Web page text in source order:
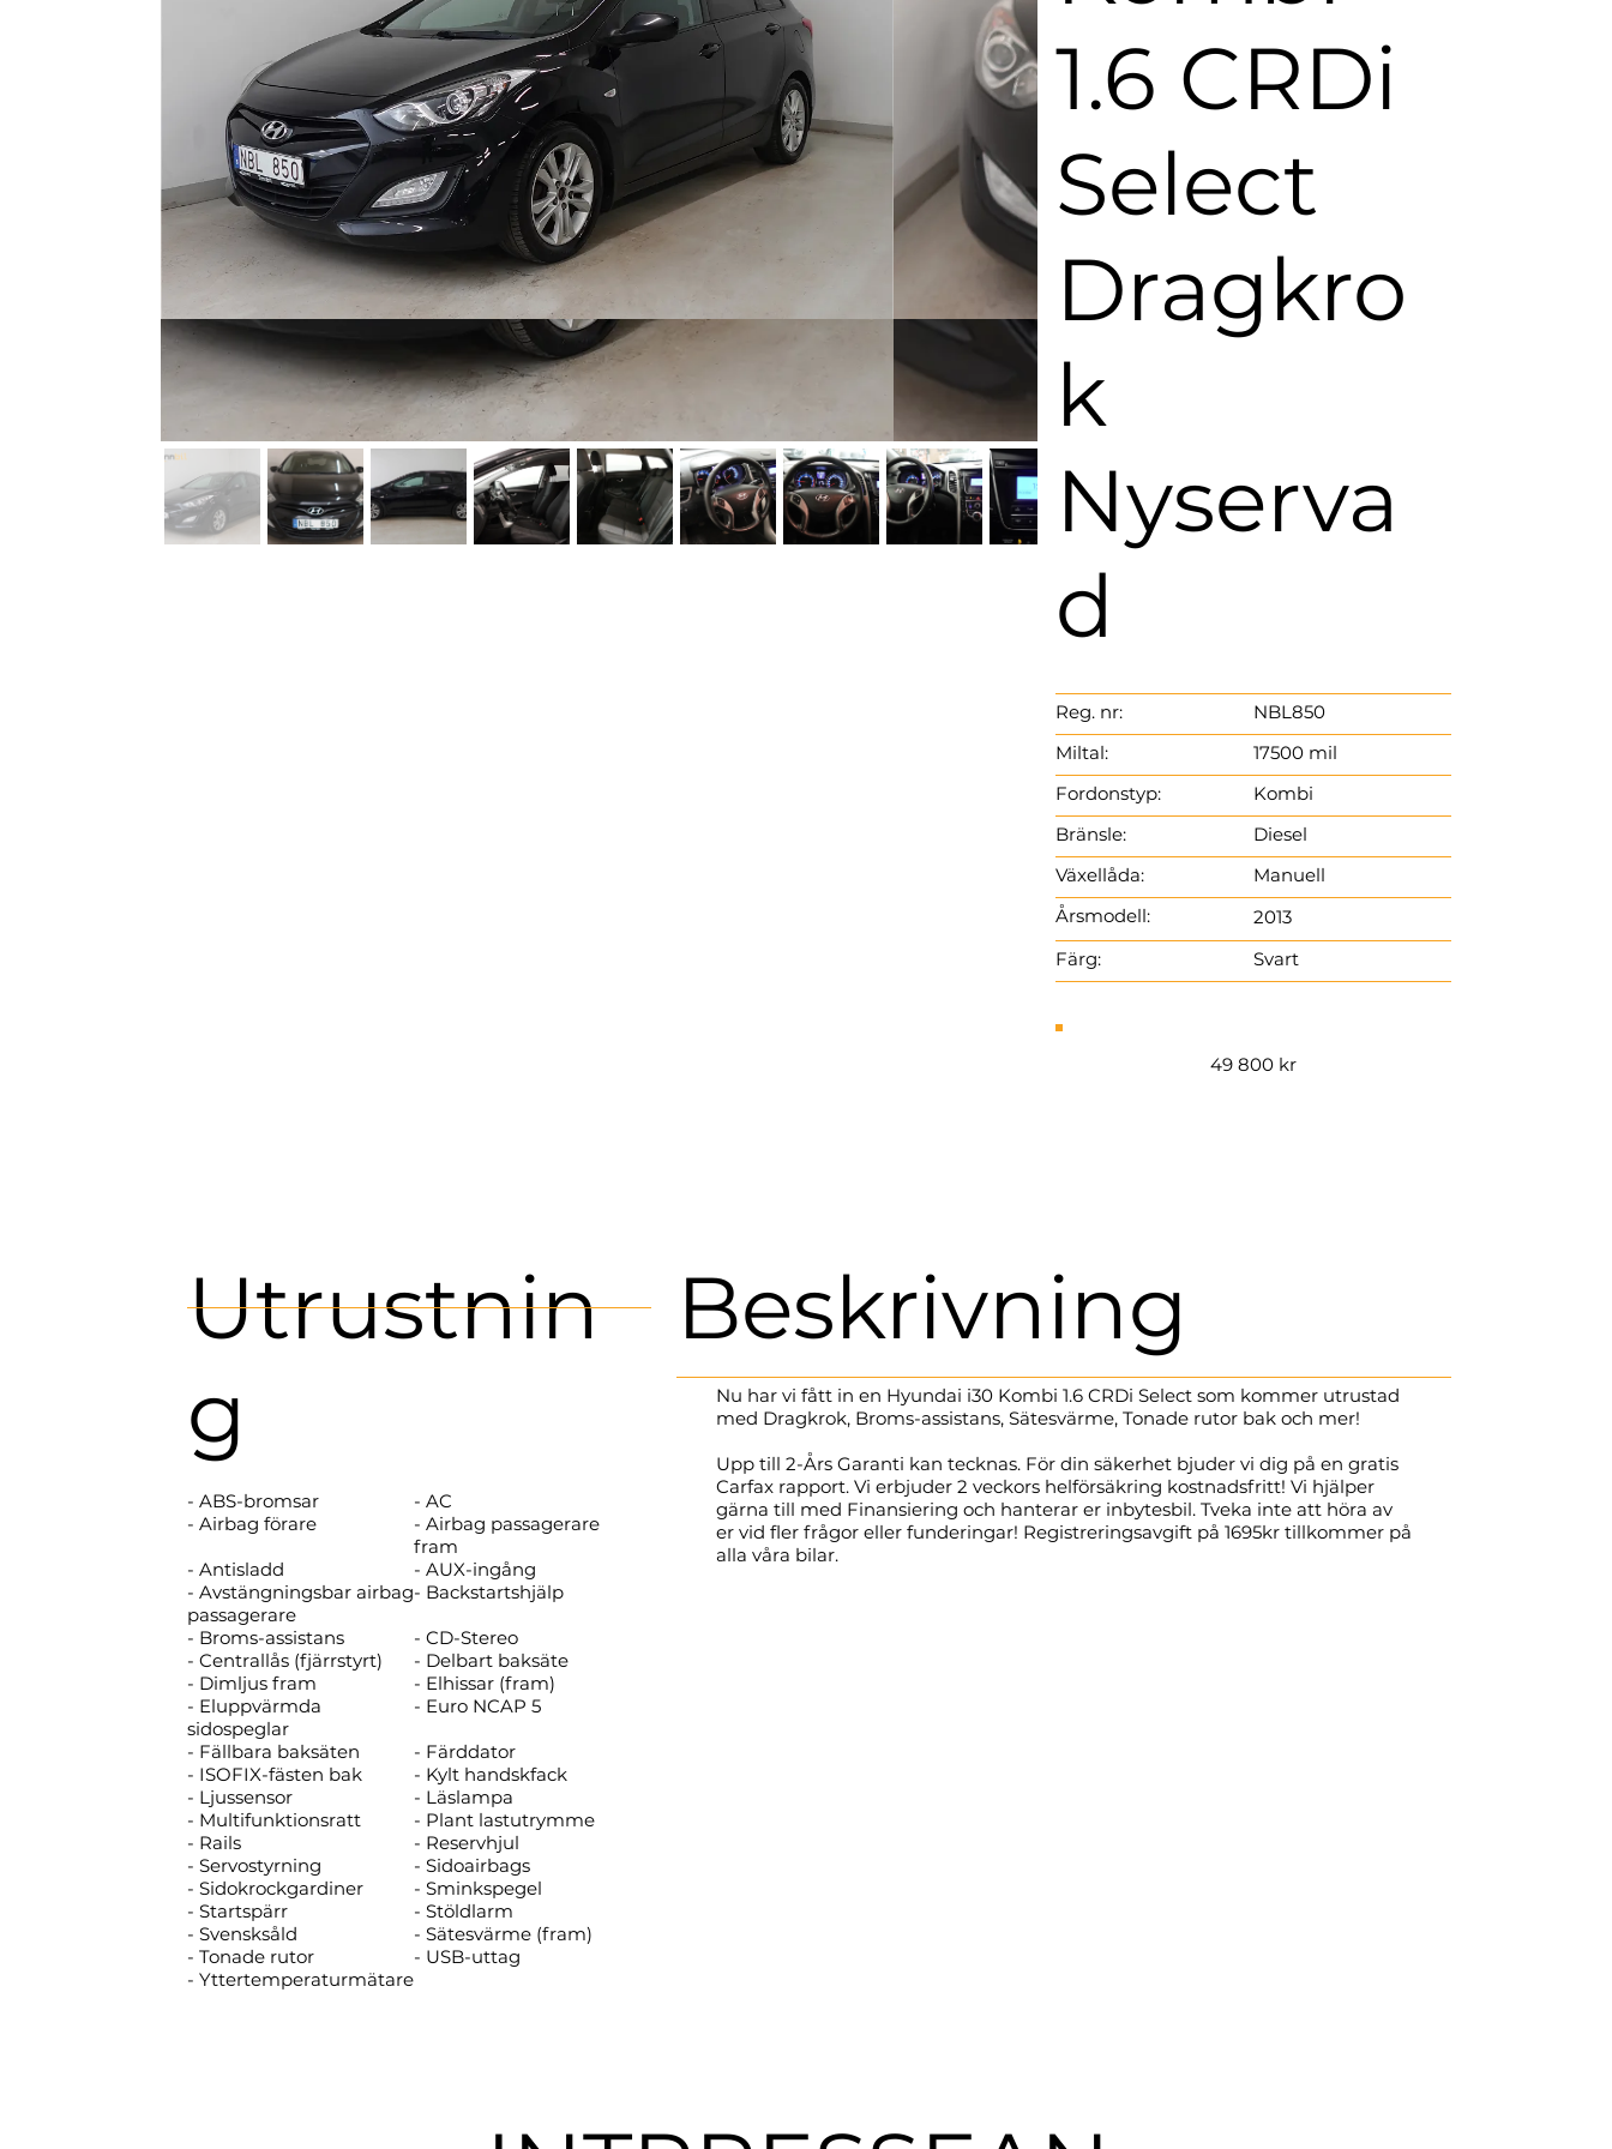
NBL850
Reg. nr:
Miltal:
17500 mil
Kombi
2013
Manuell
Diesel
Årsmodell:
Växellåda:
Färg:
Bränsle:
Fordonstyp​:
Svart
1.6 CRDi
Select
Dragkro
k
Nyserva
d
49 800 kr
Utrustnin
g
- ABS-bromsar
- AC
- Airbag förare
- Airbag passagerare
fram
- Antisladd
- AUX-ingång
- Avstängningsbar airbag
passagerare
- Backstartshjälp
- Broms-assistans
- CD-Stereo
- Centrallås (fjärrstyrt)
- Delbart baksäte
- Dimljus fram
- Elhissar (fram)
- Eluppvärmda
sidospeglar
- Euro NCAP 5
- Fällbara baksäten
- Färddator
- ISOFIX-fästen bak
- Kylt handskfack
- Ljussensor
- Läslampa
- Multifunktionsratt
- Plant lastutrymme
- Rails
- Reservhjul
- Servostyrning
- Sidoairbags
- Sidokrockgardiner
- Sminkspegel
- Startspärr
- Stöldlarm
- Svensksåld
- Sätesvärme (fram)
- Tonade rutor
- USB-uttag
- Yttertemperaturmätare
Beskrivning
Nu har vi fått in en Hyundai i30 Kombi 1.6 CRDi Select som kommer utrustad
med Dragkrok, Broms-assistans, Sätesvärme, Tonade rutor bak och mer!
Upp till 2-Års Garanti kan tecknas. För din säkerhet bjuder vi dig på en gratis
Carfax rapport. Vi erbjuder 2 veckors helförsäkring kostnadsfritt! Vi hjälper
gärna till med Finansiering och hanterar er inbytesbil. Tveka inte att höra av
er vid fler frågor eller funderingar! Registreringsavgift på 1695kr tillkommer på
alla våra bilar.